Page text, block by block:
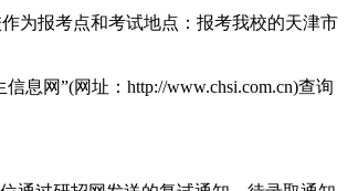
为报考点和考试地点：报考我校的天津市
息网”(网址：http://www.chsi.com.cn)查询